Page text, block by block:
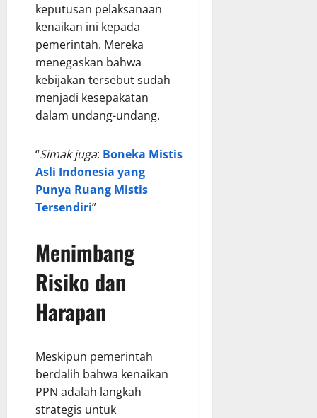
keputusan pelaksanaan
kenaikan ini kepada
pemerintah. Mereka
menegaskan bahwa
kebijakan tersebut sudah
menjadi kesepakatan
dalam undang-undang.
“Simak juga: Boneka Mistis
Asli Indonesia yang
Punya Ruang Mistis
Tersendiri”
Menimbang
Risiko dan
Harapan
Meskipun pemerintah
berdalih bahwa kenaikan
PPN adalah langkah
strategis untuk